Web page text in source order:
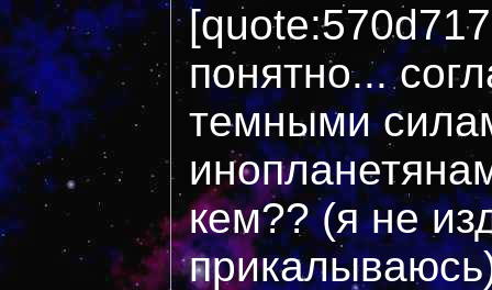
понятно...
темными
кем?? (я не